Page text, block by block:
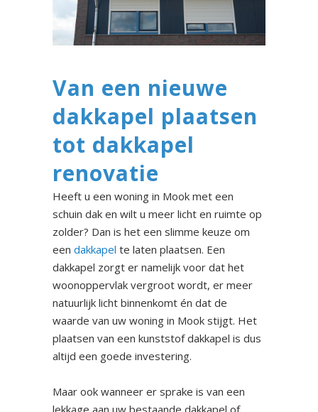
Van een nieuwe
dakkapel plaatsen
tot dakkapel
renovatie
Heeft u een woning in Mook met een
schuin dak en wilt u meer licht en ruimte op
zolder? Dan is het een slimme keuze om
een dakkapel te laten plaatsen. Een
dakkapel zorgt er namelijk voor dat het
woonoppervlak vergroot wordt, er meer
natuurlijk licht binnenkomt én dat de
waarde van uw woning in Mook stijgt. Het
plaatsen van een kunststof dakkapel is dus
altijd een goede investering.
Maar ook wanneer er sprake is van een